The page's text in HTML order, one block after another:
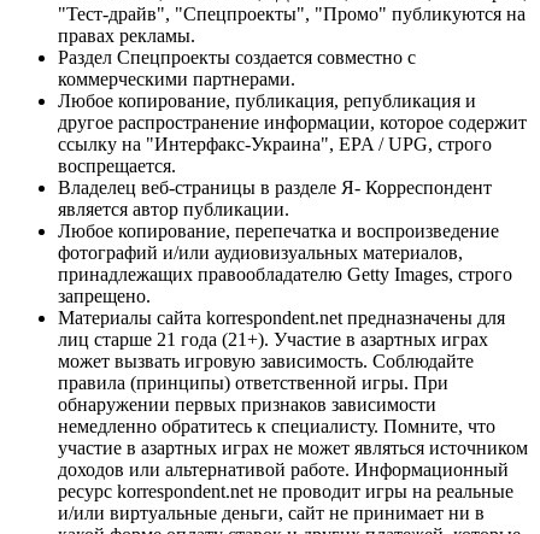
"Тест-драйв", "Спецпроекты", "Промо" публикуются на
правах рекламы.
Раздел Спецпроекты создается совместно с
коммерческими партнерами.
Любое копирование, публикация, републикация и
другое распространение информации, которое содержит
ссылку на "Интерфакс-Украина", EPA / UPG, строго
воспрещается.
Владелец веб-страницы в разделе Я- Корреспондент
является автор публикации.
Любое копирование, перепечатка и воспроизведение
фотографий и/или аудиовизуальных материалов,
принадлежащих правообладателю Getty Images, строго
запрещено.
Материалы сайта korrespondent.net предназначены для
лиц старше 21 года (21+). Участие в азартных играх
может вызвать игровую зависимость. Соблюдайте
правила (принципы) ответственной игры. При
обнаружении первых признаков зависимости
немедленно обратитесь к специалисту. Помните, что
участие в азартных играх не может являться источником
доходов или альтернативой работе. Информационный
ресурс korrespondent.net не проводит игры на реальные
и/или виртуальные деньги, сайт не принимает ни в